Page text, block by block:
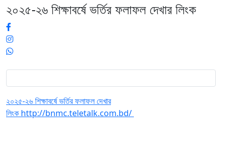
২০২৫-২৬ শিক্ষাবর্ষে ভর্তির ফলাফল দেখার লিংক
২০২৫-২৬ শিক্ষাবর্ষে ভর্তির ফলাফল দেখার
লিংক http://bnmc.teletalk.com.bd/